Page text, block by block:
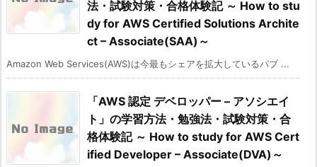
法・試験対策・合格体験記 ～ How to stu
dy for AWS Certified Solutions Archite
ct – Associate(SAA)～
Amazon Web Services(AWS)は今最もシェアを拡大しているパブ ...
「AWS 認定 デベロッパー – アソシエイ
ト」の学習方法・勉強法・試験対策・合
格体験記 ～ How to study for AWS Cert
ified Developer – Associate(DVA)～